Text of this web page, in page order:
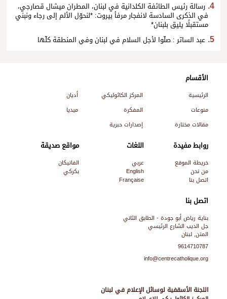
رسالة رئيس الطائفة الكلدانية في لبنان، المطران ميشال قصارجي،
في الذكرى السادسة لانفجار مرفأ بيروت: *لنحوّل الألم إلى رجاء ونبني
مستقبلًا يليق بلبنان*
عبد الساتر : صلّوا لأجل السلام في لبنان وفي المنطقة كلّها
اللجنة الأسقفية لوسائل الإعلام في لبنان
اتصل بنا
بناية رياض أبو جودة - الطابق الثاني
جل الديب الشارع الرئيسي
المتن, لبنان
9614710787
info@centrecatholique.org
الأقسام
الرئيسية المركز الكاثوليكي
أديان
منوعات
المفكرة
ميديا
مقالات مختارة
إصدارات حبرية
روابط مفيدة
خريطة الموقع
من نحن
اتصل بنا
اللغات
عربي
English
Française
مواقع صديقة
الفاتيكان
بكركي